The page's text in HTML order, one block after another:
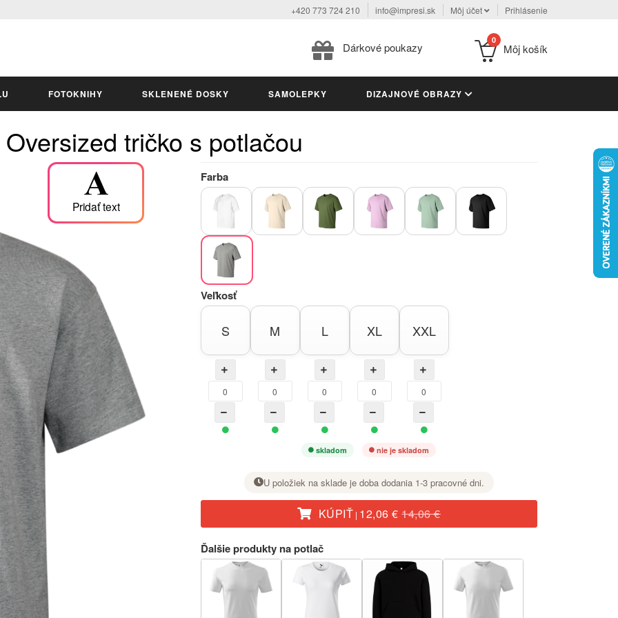
+420 773 724 210 info@impresi.sk Môj účet Prihlásenie
Dárkové poukazy
0
Môj košík
FOTOKNIHY SKLENENÉ DOSKY SAMOLEPKY DIZAJNOVÉ OBRAZY
Oversized tričko s potlačou
Pridať text
Farba
Veľkosť
S M L XL XXL
skladom nie je skladom
U položiek na sklade je doba dodania 1-3 pracovné dni.
KÚPIŤ | 12,06 €14,06 €
Ďalšie produkty na potlač